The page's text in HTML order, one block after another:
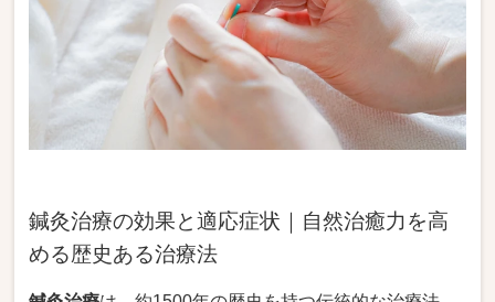
鍼灸治療の効果と適応症状｜自然治癒力を高
める歴史ある治療法